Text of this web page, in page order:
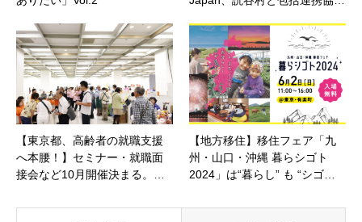
【東京都、高齢者の就職支援
へ本腰！】セミナー・就職面
接会など10月開催決まる。…
【地方移住】移住フェア「九
州・山口・沖縄 暮らシゴト
2024」は“暮らし” も “シゴ…